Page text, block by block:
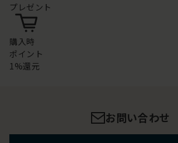
プレゼント
購入時
ポイント
1%還元
お問い合わせ